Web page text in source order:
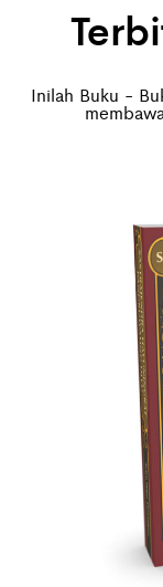
Inilah Buku -